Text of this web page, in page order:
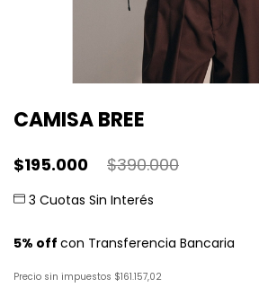
CAMISA BREE
$195.000 $390.000
Precio sin impuestos $161.157,02